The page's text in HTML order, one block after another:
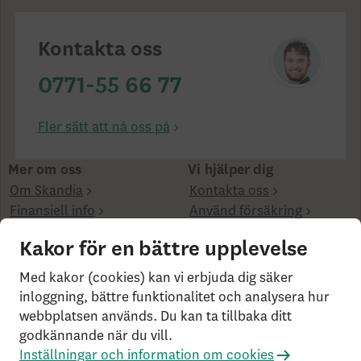
Kontakta oss
0771-55 66 77
Fler sätt att nå oss på
Mer om oss
Om Skandia
Finansiell info
Vi hjälper dig
Kontakta oss
Använd försäkring
Kanaler
Kakor för en bättre upplevelse
Med kakor (cookies) kan vi erbjuda dig säker
inloggning, bättre funktionalitet och analysera hur
webbplatsen används. Du kan ta tillbaka ditt
godkännande när du vill.
Inställningar och information om cookies